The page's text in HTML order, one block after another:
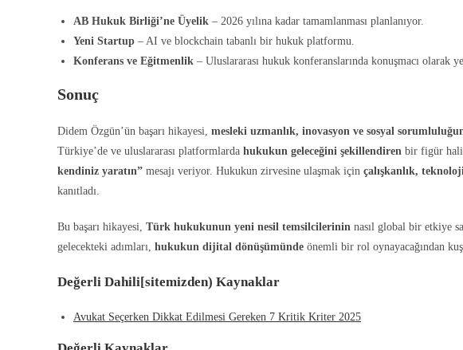
AB Hukuk Birliği’ne Üyelik – 2026 yılına kadar tamamlanması planlanıyor.
Yeni Startup – AI ve blockchain tabanlı bir hukuk platformu.
Konferans ve Eğitmenlik – Uluslararası hukuk konferanslarında konuşmacı olarak
Sonuç
Didem Özgün’ün başarı hikayesi, mesleki uzmanlık, inovasyon ve sosyal
Türkiye’de ve uluslararası platformlarda hukukun geleceğini şekillendiren bir figür
kendiniz yaratın” mesajı veriyor. Hukukun zirvesine ulaşmak için çalışkanlık,
kanıtladı.
Bu başarı hikayesi, Türk hukukunun yeni nesil temsilcilerinin nasıl global bir etkiye
gelecekteki adımları, hukukun dijital dönüşümünde önemli bir rol oynayacağından
Değerli Dahili[sitemizden) Kaynaklar
Avukat Seçerken Dikkat Edilmesi Gereken 7 Kritik Kriter 2025